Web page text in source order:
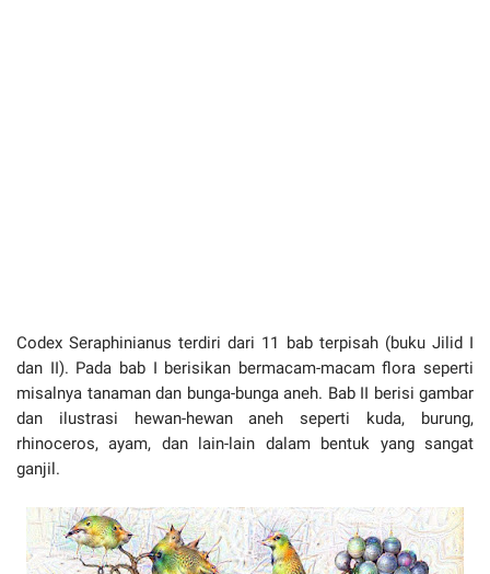
Codex Seraphinianus terdiri dari 11 bab terpisah (buku Jilid I
dan II). Pada bab I berisikan bermacam-macam flora seperti
misalnya tanaman dan bunga-bunga aneh. Bab II berisi gambar
dan ilustrasi hewan-hewan aneh seperti kuda, burung,
rhinoceros, ayam, dan lain-lain dalam bentuk yang sangat
ganjil.